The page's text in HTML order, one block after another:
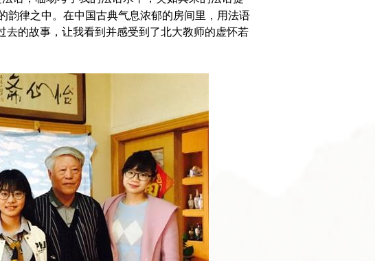
韵律之中。在中国古典气息浓郁的房间里，用法语
去的故事，让我看到并感受到了北大教师的虚怀若